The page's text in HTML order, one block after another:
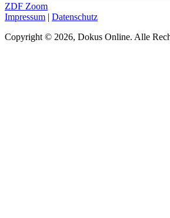
ZDF Zoom
Impressum | Datenschutz
Copyright © 2026, Dokus Online. Alle